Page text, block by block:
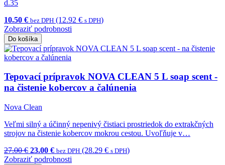
d.35
10.50 € bez DPH (12.92 € s DPH)
Zobraziť podrobnosti
Do košíka
Tepovací prípravok NOVA CLEAN 5 L soap scent -
na čistenie kobercov a čalúnenia
Nova Clean
Veľmi silný a účinný nepenivý čistiaci prostriedok do extrakčných
strojov na čistenie kobercov mokrou cestou. Uvoľňuje v…
27.00 € 23.00 € bez DPH (28.29 € s DPH)
Zobraziť podrobnosti